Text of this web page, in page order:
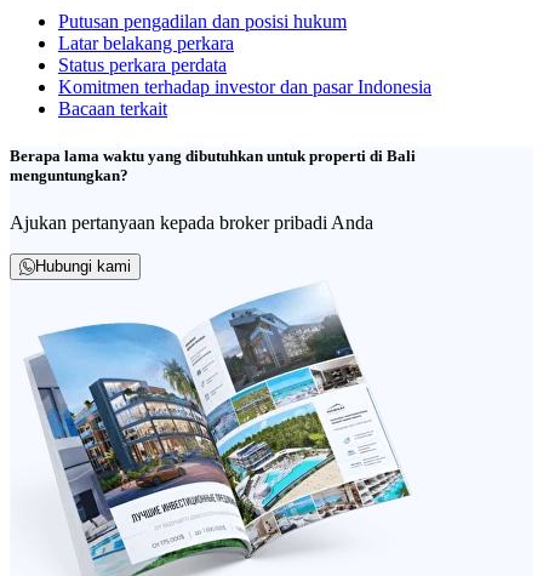
Putusan pengadilan dan posisi hukum
Latar belakang perkara
Status perkara perdata
Komitmen terhadap investor dan pasar Indonesia
Bacaan terkait
Berapa lama waktu yang dibutuhkan untuk properti di Bali
menguntungkan?
Ajukan pertanyaan kepada broker pribadi Anda
Hubungi kami